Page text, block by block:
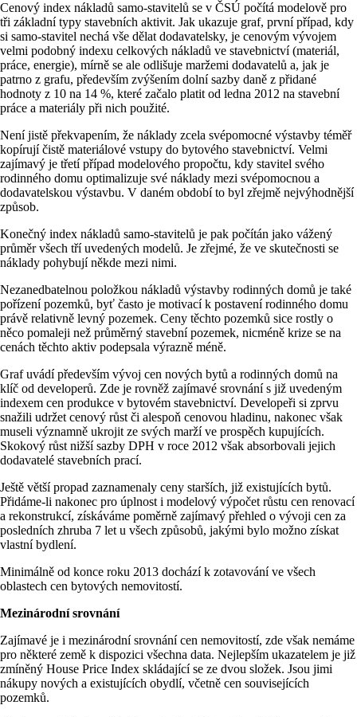
Cenový index nákladů samo-stavitelů se v ČSÚ počítá modelově pro
tři základní typy stavebních aktivit. Jak ukazuje graf, první případ, kdy
si samo-stavitel nechá vše dělat dodavatelsky, je cenovým vývojem
velmi podobný indexu celkových nákladů ve stavebnictví (materiál,
práce, energie), mírně se ale odlišuje maržemi dodavatelů a, jak je
patrno z grafu, především zvýšením dolní sazby daně z přidané
hodnoty z 10 na 14 %, které začalo platit od ledna 2012 na stavební
práce a materiály při nich použité.
Není jistě překvapením, že náklady zcela svépomocné výstavby téměř
kopírují čistě materiálové vstupy do bytového stavebnictví. Velmi
zajímavý je třetí případ modelového propočtu, kdy stavitel svého
rodinného domu optimalizuje své náklady mezi svépomocnou a
dodavatelskou výstavbu. V daném období to byl zřejmě nejvýhodnější
způsob.
Konečný index nákladů samo-stavitelů je pak počítán jako vážený
průměr všech tří uvedených modelů. Je zřejmé, že ve skutečnosti se
náklady pohybují někde mezi nimi.
Nezanedbatelnou položkou nákladů výstavby rodinných domů je také
pořízení pozemků, byť často je motivací k postavení rodinného domu
právě relativně levný pozemek. Ceny těchto pozemků sice rostly o
něco pomaleji než průměrný stavební pozemek, nicméně krize se na
cenách těchto aktiv podepsala výrazně méně.
Graf uvádí především vývoj cen nových bytů a rodinných domů na
klíč od developerů. Zde je rovněž zajímavé srovnání s již uvedeným
indexem cen produkce v bytovém stavebnictví. Developeři si zprvu
snažili udržet cenový růst či alespoň cenovou hladinu, nakonec však
museli významně ukrojit ze svých marží ve prospěch kupujících.
Skokový růst nižší sazby DPH v roce 2012 však absorbovali jejich
dodavatelé stavebních prací.
Ještě větší propad zaznamenaly ceny starších, již existujících bytů.
Přidáme-li nakonec pro úplnost i modelový výpočet růstu cen renovací
a rekonstrukcí, získáváme poměrně zajímavý přehled o vývoji cen za
posledních zhruba 7 let u všech způsobů, jakými bylo možno získat
vlastní bydlení.
Minimálně od konce roku 2013 dochází k zotavování ve všech
oblastech cen bytových nemovitostí.
Mezinárodní srovnání
Zajímavé je i mezinárodní srovnání cen nemovitostí, zde však nemáme
pro některé země k dispozici všechna data. Nejlepším ukazatelem je již
zmíněný House Price Index skládající se ze dvou složek. Jsou jimi
nákupy nových a existujících obydlí, včetně cen souvisejících
pozemků.